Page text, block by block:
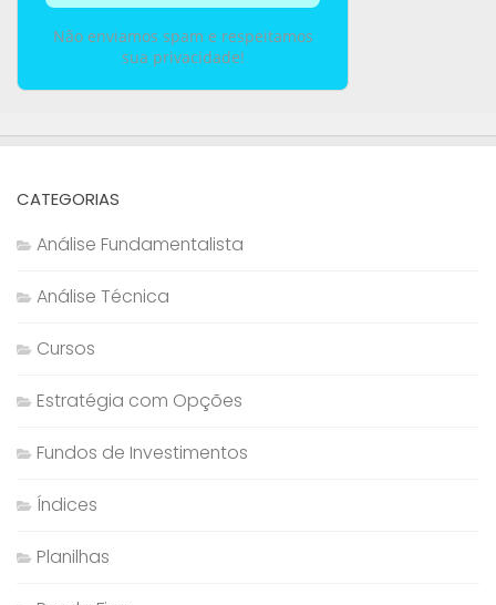
Não enviamos spam e respeitamos
sua privacidade!
CATEGORIAS
Análise Fundamentalista
Análise Técnica
Cursos
Estratégia com Opções
Fundos de Investimentos
Índices
Planilhas